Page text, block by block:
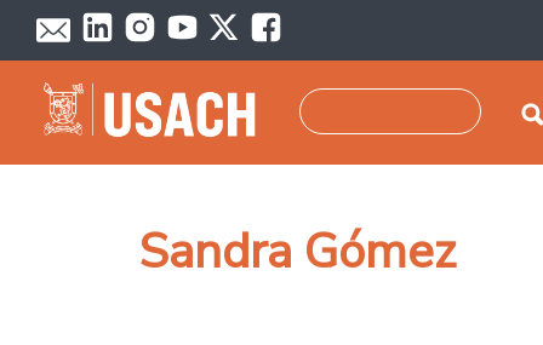
Pasar al contenido principal
Sandra Gómez